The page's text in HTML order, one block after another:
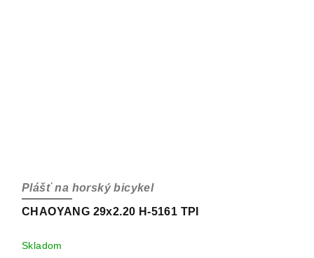
CHAOYANG 29x2.20 H-5161 TPI
Plášť na horský bicykel
Skladom